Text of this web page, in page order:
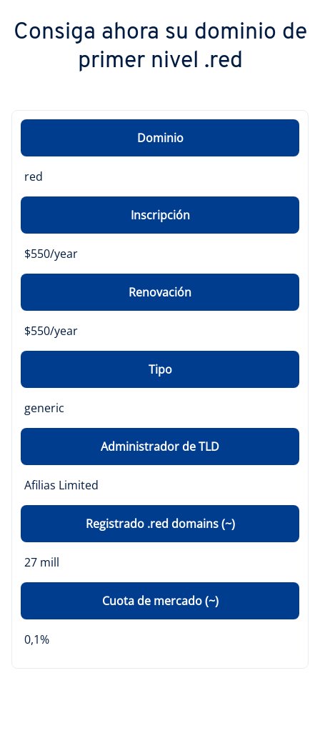
Consiga ahora su dominio de
primer nivel .red
Dominio
red
Inscripción
$550/year
Renovación
$550/year
Tipo
generic
Administrador de TLD
Afilias Limited
Registrado .red domains (~)
27 mill
Cuota de mercado (~)
0,1%